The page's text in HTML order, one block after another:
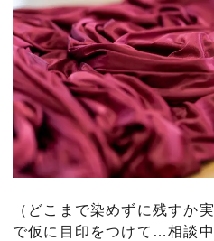
（どこまで染めずに残すか
で仮に目印をつけて…相談中